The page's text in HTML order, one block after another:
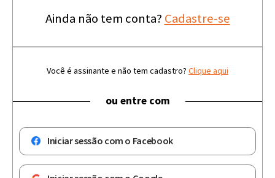
Ainda não tem conta? Cadastre-se
Você é assinante e não tem cadastro? Clique aqui
ou entre com
Iniciar sessão com o Facebook